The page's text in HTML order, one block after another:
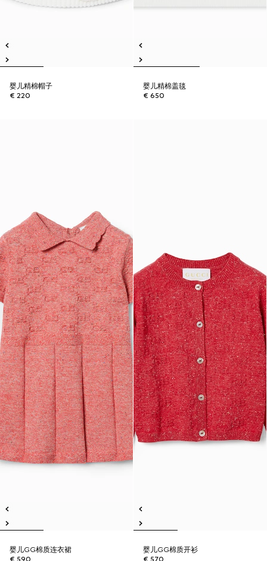
婴儿精棉帽子
€ 220
婴儿精棉盖毯
€ 650
婴儿GG棉质连衣裙
€ 590
婴儿GG棉质开衫
€ 570